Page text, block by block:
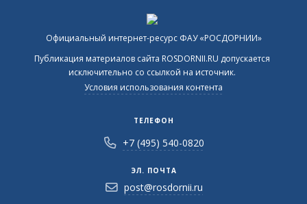
Официальный интернет-ресурс ФАУ «РОСДОРНИИ»
Публикация материалов сайта ROSDORNII.RU допускается
исключительно со ссылкой на источник.
Условия использования контента
ТЕЛЕФОН
+7 (495) 540-0820
ЭЛ. ПОЧТА
post@rosdornii.ru